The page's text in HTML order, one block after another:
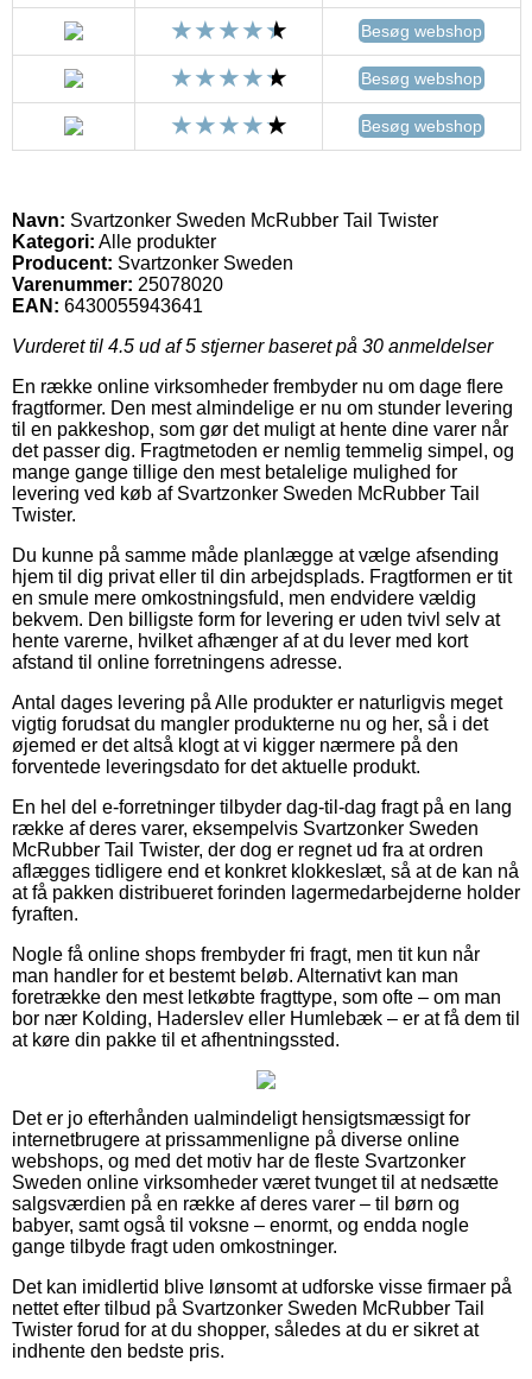
Besøg webshop
Besøg webshop
Besøg webshop
Navn: Svartzonker Sweden McRubber Tail Twister
Kategori: Alle produkter
Producent: Svartzonker Sweden
Varenummer: 25078020
EAN: 6430055943641
Vurderet til 4.5 ud af 5 stjerner baseret på 30 anmeldelser
En række online virksomheder frembyder nu om dage flere
fragtformer. Den mest almindelige er nu om stunder levering
til en pakkeshop, som gør det muligt at hente dine varer når
det passer dig. Fragtmetoden er nemlig temmelig simpel, og
mange gange tillige den mest betalelige mulighed for
levering ved køb af Svartzonker Sweden McRubber Tail
Twister.
Du kunne på samme måde planlægge at vælge afsending
hjem til dig privat eller til din arbejdsplads. Fragtformen er tit
en smule mere omkostningsfuld, men endvidere vældig
bekvem. Den billigste form for levering er uden tvivl selv at
hente varerne, hvilket afhænger af at du lever med kort
afstand til online forretningens adresse.
Antal dages levering på Alle produkter er naturligvis meget
vigtig forudsat du mangler produkterne nu og her, så i det
øjemed er det altså klogt at vi kigger nærmere på den
forventede leveringsdato for det aktuelle produkt.
En hel del e-forretninger tilbyder dag-til-dag fragt på en lang
række af deres varer, eksempelvis Svartzonker Sweden
McRubber Tail Twister, der dog er regnet ud fra at ordren
aflægges tidligere end et konkret klokkeslæt, så at de kan nå
at få pakken distribueret forinden lagermedarbejderne holder
fyraften.
Nogle få online shops frembyder fri fragt, men tit kun når
man handler for et bestemt beløb. Alternativt kan man
foretrække den mest letkøbte fragttype, som ofte – om man
bor nær Kolding, Haderslev eller Humlebæk – er at få dem til
at køre din pakke til et afhentningssted.
Det er jo efterhånden ualmindeligt hensigtsmæssigt for
internetbrugere at prissammenligne på diverse online
webshops, og med det motiv har de fleste Svartzonker
Sweden online virksomheder været tvunget til at nedsætte
salgsværdien på en række af deres varer – til børn og
babyer, samt også til voksne – enormt, og endda nogle
gange tilbyde fragt uden omkostninger.
Det kan imidlertid blive lønsomt at udforske visse firmaer på
nettet efter tilbud på Svartzonker Sweden McRubber Tail
Twister forud for at du shopper, således at du er sikret at
indhente den bedste pris.